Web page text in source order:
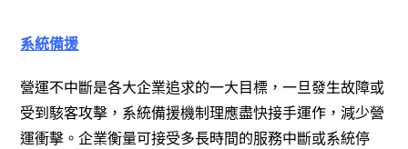
系統備援
營運不中斷是各大企業追求的一大目標，一旦發生故障或
受到駭客攻擊，系統備援機制理應盡快接手運作，減少營
運衝擊。企業衡量可接受多長時間的服務中斷或系統停